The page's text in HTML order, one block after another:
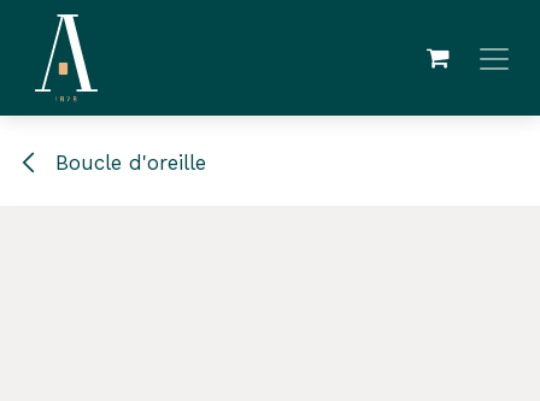
Skip to Content
Boucle d'oreille